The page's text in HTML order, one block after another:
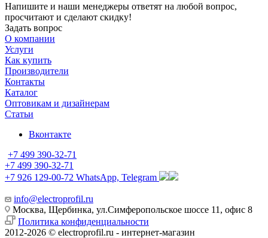
Напишите и наши менеджеры ответят на любой вопрос,
просчитают и сделают скидку!
Задать вопрос
О компании
Услуги
Как купить
Производители
Контакты
Каталог
Оптовикам и дизайнерам
Статьи
Вконтакте
+7 499 390-32-71
+7 499 390-32-71
+7 926 129-00-72 WhatsApp, Telegram
info@electroprofil.ru
Москва, Щербинка, ул.Симферопольское шоссе 11, офис 8
Политика конфиденциальности
2012-2026 © electroprofil.ru - интернет-магазин